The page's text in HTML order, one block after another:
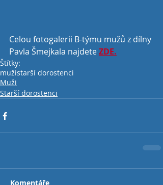
Celou fotogalerii B-týmu mužů z dílny
Pavla Šmejkala najdete ZDE.
Štítky:
mužistarší dorostenci
Muži
Starší dorostenci
Komentáře